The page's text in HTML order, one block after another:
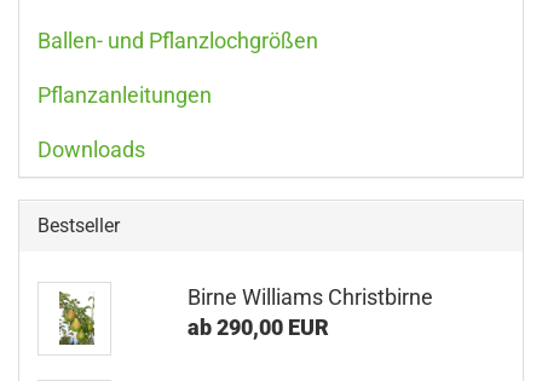
Ballen- und Pflanzlochgrößen
Pflanzanleitungen
Downloads
Bestseller
Birne Williams Christbirne
ab 290,00 EUR